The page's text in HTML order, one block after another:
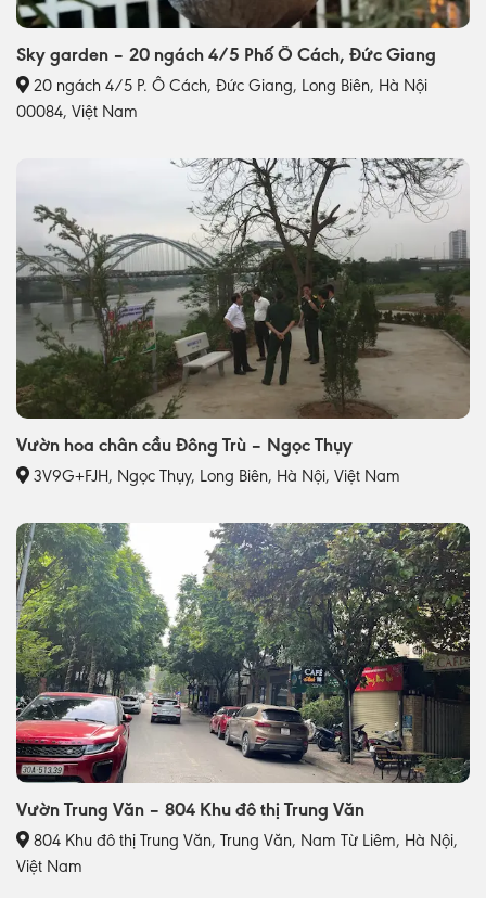
Sky garden – 20 ngách 4/5 Phố Ô Cách, Đức Giang
20 ngách 4/5 P. Ô Cách, Đức Giang, Long Biên, Hà Nội
00084, Việt Nam
Vườn hoa chân cầu Đông Trù – Ngọc Thụy
3V9G+FJH, Ngọc Thụy, Long Biên, Hà Nội, Việt Nam
Vườn Trung Văn – 804 Khu đô thị Trung Văn
804 Khu đô thị Trung Văn, Trung Văn, Nam Từ Liêm, Hà Nội,
Việt Nam